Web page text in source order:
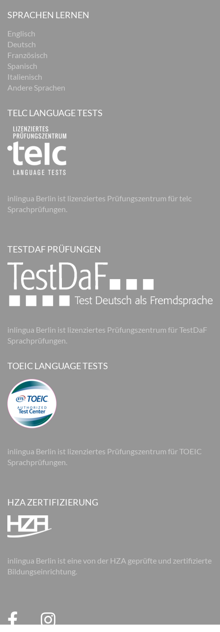
SPRACHEN LERNEN
Englisch
Deutsch
Französisch
Spanisch
Italienisch
Andere Sprachen
TELC LANGUAGE TESTS
inlingua Berlin ist lizenziertes Prüfungszentrum für telc
Sprachprüfungen.
TESTDAF PRÜFUNGEN
inlingua Berlin ist lizenziertes Prüfungszentrum für TestDaF
Sprachprüfungen.
TOEIC LANGUAGE TESTS
inlingua Berlin ist lizenziertes Prüfungszentrum für TOEIC
Sprachprüfungen.
HZA ZERTIFIZIERUNG
inlingua Berlin ist eine von der HZA geprüfte und zertifizierte
Bildungseinrichtung.